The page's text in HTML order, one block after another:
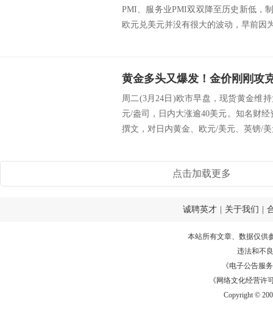
PMI、服务业PMI双双降至历史新低，
欧元兑美元并没有很大的波动，早前因
周二(3月24日)欧市早盘，现货黄金维
元/盎司，日内大涨逾40美元。知名财经
撰文，对日内黄金、欧元/美元、英镑/
点击加载更多
诚聘英才 关于我们
本站所有文章、数据仅供
违法和不
《电子公告服务
《网络文化经营许
Copyright ©